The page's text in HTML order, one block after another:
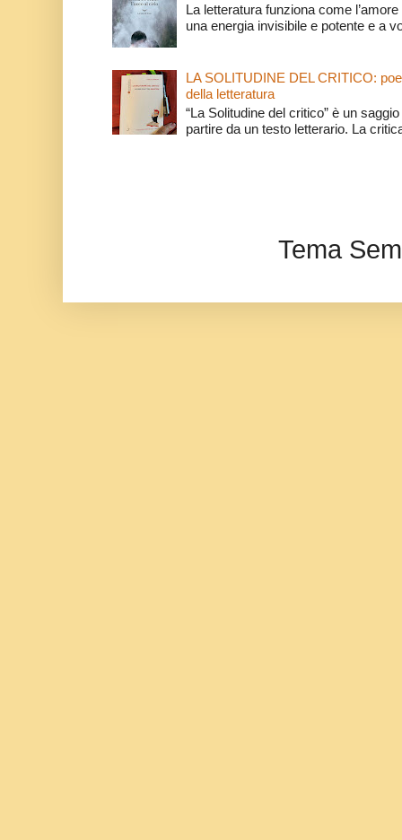
La letteratura funziona come
una energia invisibile e potente e a
LA SOLITUDINE DEL CRITICO:
della letteratura
“La Solitudine del critico” è un
partire da un testo letterario. La
Tema